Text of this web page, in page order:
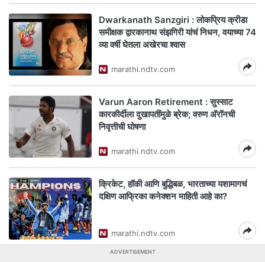
Dwarkanath Sanzgiri : लोकप्रिय क्रीडा
समीक्षक द्वारकानाथ संझगिरी यांचं निधन, वयाच्या 74
व्या वर्षी घेतला अखेरचा श्वास
marathi.ndtv.com
Varun Aaron Retirement : सुस्साट
कारकीर्दीला दुखापतींमुळे ब्रेक; वरुण अ‍ॅरॉनची
निवृत्तीची घोषणा
marathi.ndtv.com
क्रिकेट, हॉकी आणि बुद्धिबळ, भारताच्या यशामागचं
दक्षिण आफ्रिका कनेक्शन माहिती आहे का?
marathi.ndtv.com
ADVERTISEMENT